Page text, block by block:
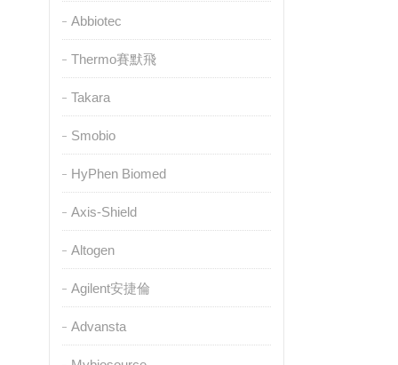
Abbiotec
Thermo賽默飛
Takara
Smobio
HyPhen Biomed
Axis-Shield
Altogen
Agilent安捷倫
Advansta